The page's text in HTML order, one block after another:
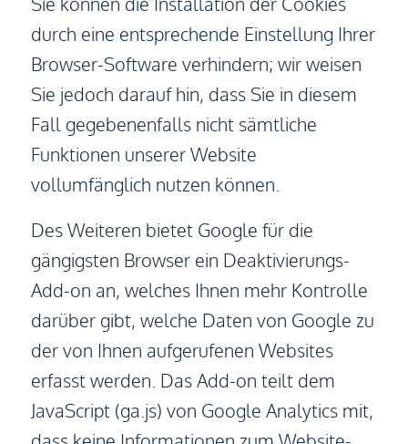
durch eine entsprechende Einstellung Ihrer
Browser-Software verhindern; wir weisen
Sie jedoch darauf hin, dass Sie in diesem
Fall gegebenenfalls nicht sämtliche
Funktionen unserer Website
vollumfänglich nutzen können.
Des Weiteren bietet Google für die
gängigsten Browser ein Deaktivierungs-
Add-on an, welches Ihnen mehr Kontrolle
darüber gibt, welche Daten von Google zu
der von Ihnen aufgerufenen Websites
erfasst werden. Das Add-on teilt dem
JavaScript (ga.js) von Google Analytics mit,